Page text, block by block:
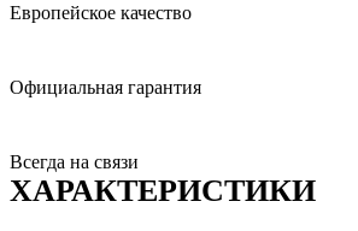
Европейское качество
Официальная гарантия
Всегда на связи
ХАРАКТЕРИСТИКИ